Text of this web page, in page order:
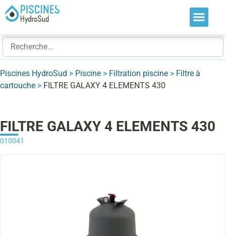
Piscines HydroSud > Piscine > Filtration piscine > Filtre à
cartouche > FILTRE GALAXY 4 ELEMENTS 430
FILTRE GALAXY 4 ELEMENTS 430
010041